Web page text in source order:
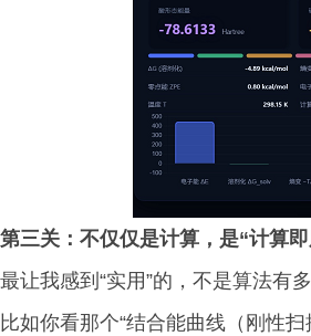
第三关：不仅仅是计算，是“计算
最让我感到“实用”的，不是算法有
比如你看那个“结合能曲线（刚性